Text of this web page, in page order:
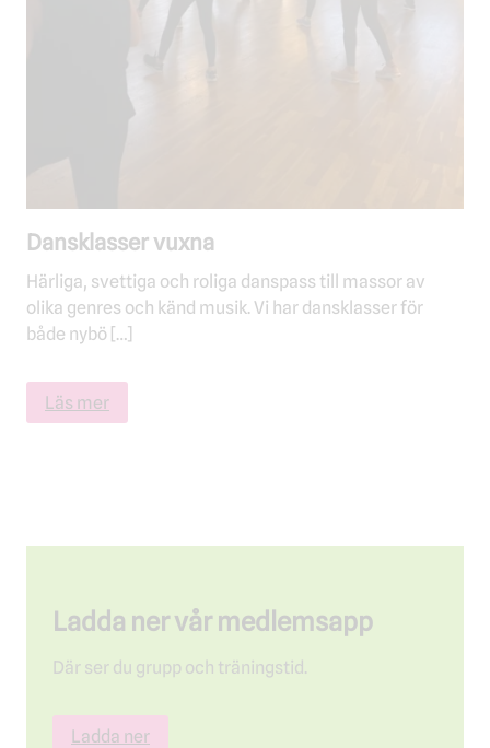
Dansklasser vuxna
Härliga, svettiga och roliga danspass till massor av
olika genres och känd musik. Vi har dansklasser för
både nybö […]
Läs mer
Ladda ner vår medlemsapp
Där ser du grupp och träningstid.
Ladda ner